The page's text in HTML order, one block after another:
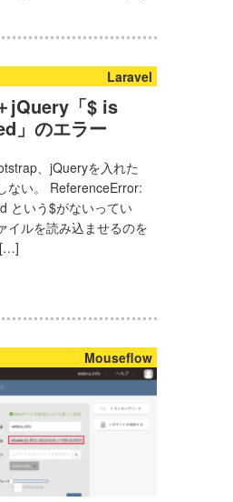
Laravel
jQuery「$ is
」のエラー
、jQueryを入れた
ない。 ReferenceError:
という$がないってい
イルを読み込ませるのを
[…]
Mouseflow